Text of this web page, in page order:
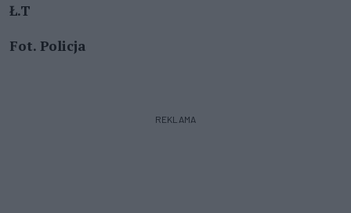
Ł.T
Fot. Policja
REKLAMA